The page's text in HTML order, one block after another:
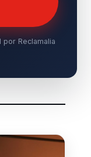
por Reclamalia